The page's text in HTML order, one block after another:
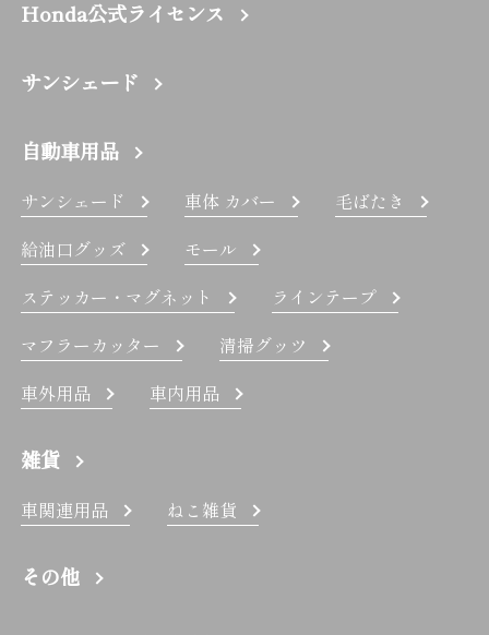
Honda公式ライセンス
サンシェード
自動車用品
サンシェード 車体 カバー
毛ばたき
給油口グッズ
モール
ステッカー・マグネット
ラインテープ
マフラーカッター
清掃グッツ
車外用品
車内用品
雑貨
車関連用品 ねこ雑貨
その他